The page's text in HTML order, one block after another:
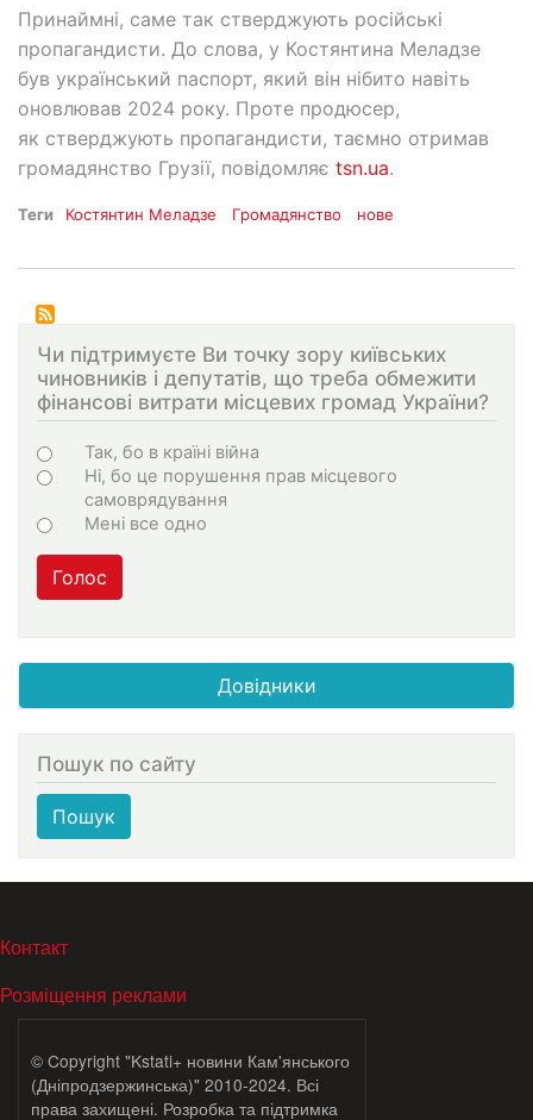
Принаймні, саме так стверджують російські
пропагандисти. До слова, у Костянтина Меладзе
був український паспорт, який він нібито навіть
оновлював 2024 року. Проте продюсер,
як стверджують пропагандисти, таємно отримав
громадянство Грузії, повідомляє tsn.ua.
Теги Костянтин Меладзе Громадянство нове
Чи підтримуєте Ви точку зору київських
чиновників і депутатів, що треба обмежити
фінансові витрати місцевих громад України?
Варіанти
Так, бо в країні війна
Ні, бо це порушення прав місцевого
самоврядування
Мені все одно
Голос
Довідники
Пошук по сайту
Пошук
МЕНЮ В ПОДВАЛЕ
Контакт
Розміщення реклами
© Copyright "Kstati+ новини Кам'янського
(Дніпродзержинська)" 2010-2024. Всі
права захищені. Розробка та підтримка